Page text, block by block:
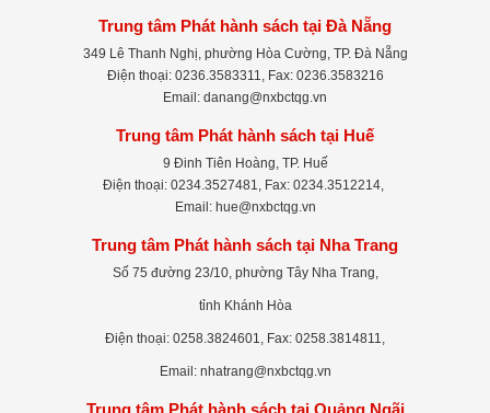
Trung tâm Phát hành sách tại Đà Nẵng
349 Lê Thanh Nghị, phường Hòa Cường, TP. Đà Nẵng
Điện thoại: 0236.3583311, Fax: 0236.3583216
Email: danang@nxbctqg.vn
Trung tâm Phát hành sách tại Huế
9 Đinh Tiên Hoàng, TP. Huế
Điện thoại: 0234.3527481, Fax: 0234.3512214,
Email: hue@nxbctqg.vn
Trung tâm Phát hành sách tại Nha Trang
Số 75 đường 23/10, phường Tây Nha Trang,
tỉnh Khánh Hòa
Điện thoại: 0258.3824601, Fax: 0258.3814811,
Email: nhatrang@nxbctqg.vn
Trung tâm Phát hành sách tại Quảng Ngãi